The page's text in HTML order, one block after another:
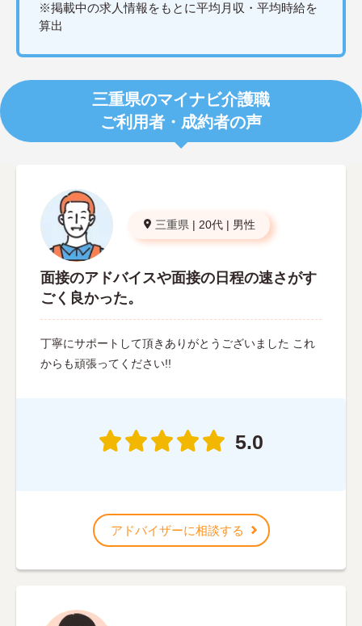
※掲載中の求人情報をもとに平均月収・平均時給を
算出
三重県のマイナビ介護職
ご利用者・成約者の声
三重県 | 20代 | 男性
面接のアドバイスや面接の日程の速さがす
ごく良かった。
丁寧にサポートして頂きありがとうございました これ
からも頑張ってください!!
5.0
アドバイザーに相談する